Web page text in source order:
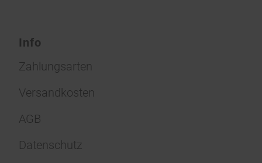
Info
Zahlungsarten
Versandkosten
AGB
Datenschutz